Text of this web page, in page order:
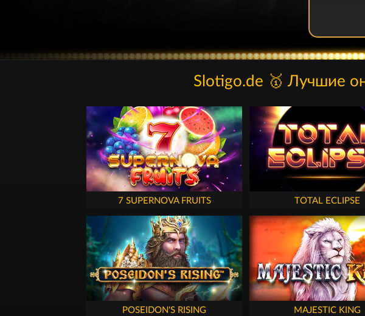
Slotigo.de 🥇 Лучшие
7 SUPERNOVA FRUITS TOTAL ECLIPSE
POSEIDON'S RISING MAJESTIC KING